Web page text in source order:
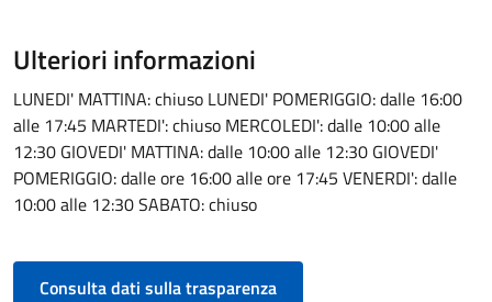
Ulteriori informazioni
LUNEDI' MATTINA: chiuso LUNEDI' POMERIGGIO: dalle 16:00
alle 17:45 MARTEDI': chiuso MERCOLEDI': dalle 10:00 alle
12:30 GIOVEDI' MATTINA: dalle 10:00 alle 12:30 GIOVEDI'
POMERIGGIO: dalle ore 16:00 alle ore 17:45 VENERDI': dalle
10:00 alle 12:30 SABATO: chiuso
Consulta dati sulla trasparenza